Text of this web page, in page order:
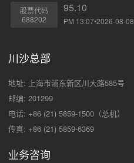
股票代码
688202
95.10
PM 13:07•2026-08-08
川沙总部
地址: 上海市浦东新区川大路585号
邮编: 201299
电话: +86 (21) 5859-1500（总机）
传真: +86 (21) 5859-6369
业务咨询